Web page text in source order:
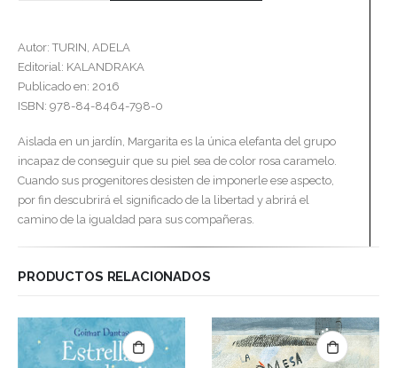
Autor: TURIN, ADELA
Editorial: KALANDRAKA
Publicado en: 2016
ISBN: 978-84-8464-798-0
Aislada en un jardín, Margarita es la única elefanta del grupo
incapaz de conseguir que su piel sea de color rosa caramelo.
Cuando sus progenitores desisten de imponerle ese aspecto,
por fin descubrirá el significado de la libertad y abrirá el
camino de la igualdad para sus compañeras.
PRODUCTOS RELACIONADOS